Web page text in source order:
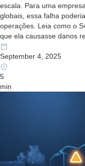
escala. Para uma
globais, essa falha
operações. Leia como o
que ela causasse danos
September 4, 2025
5
min